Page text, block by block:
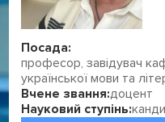
Посада:
професор, завідувач
української мови та
Вчене звання:доцент
Науковий ступінь: